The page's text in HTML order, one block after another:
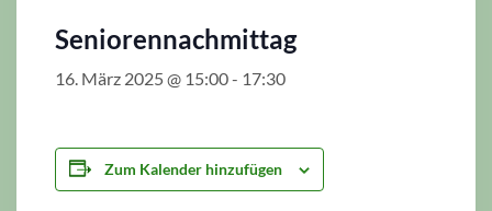
Seniorennachmittag
16. März 2025 @ 15:00- 17:30
Zum Kalender hinzufügen